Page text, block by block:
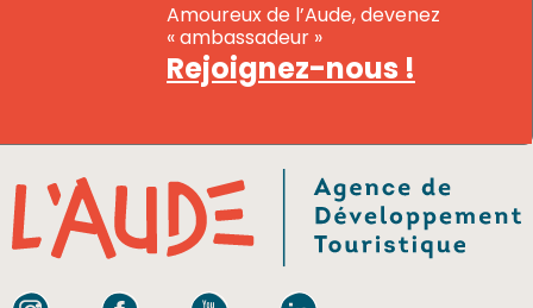
Amoureux de l’Aude, devenez
« ambassadeur »
Rejoignez-nous !